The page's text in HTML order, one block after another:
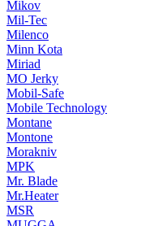
Mikov
Mil-Tec
Milenco
Minn Kota
Miriad
MO Jerky
Mobil-Safe
Mobile Technology
Montane
Montone
Morakniv
MPK
Mr. Blade
Mr.Heater
MSR